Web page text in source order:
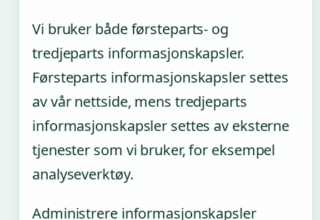
Vi bruker både førsteparts- og
tredjeparts informasjonskapsler.
Førsteparts informasjonskapsler settes
av vår nettside, mens tredjeparts
informasjonskapsler settes av eksterne
tjenester som vi bruker, for eksempel
analyseverktøy.
Administrere informasjonskapsler